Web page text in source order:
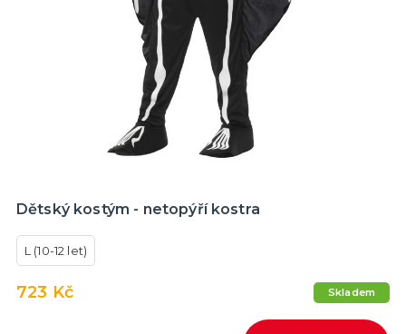
Dětský kostým - netopýří kostra
L (10-12 let)
723 Kč Skladem